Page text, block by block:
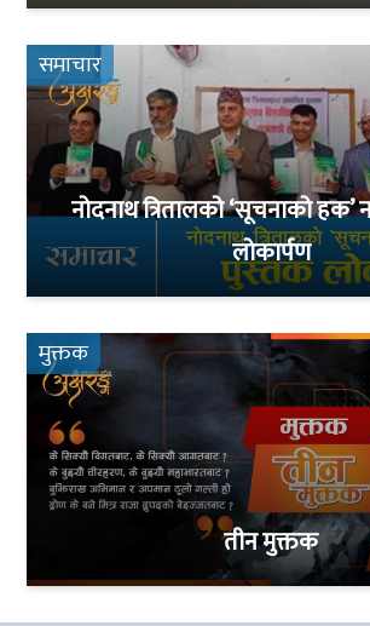
समाचार
नोदनाथ त्रितालको ‘सूचनाको
लोकार्पण
मुक्तक
तीन मुक्तक